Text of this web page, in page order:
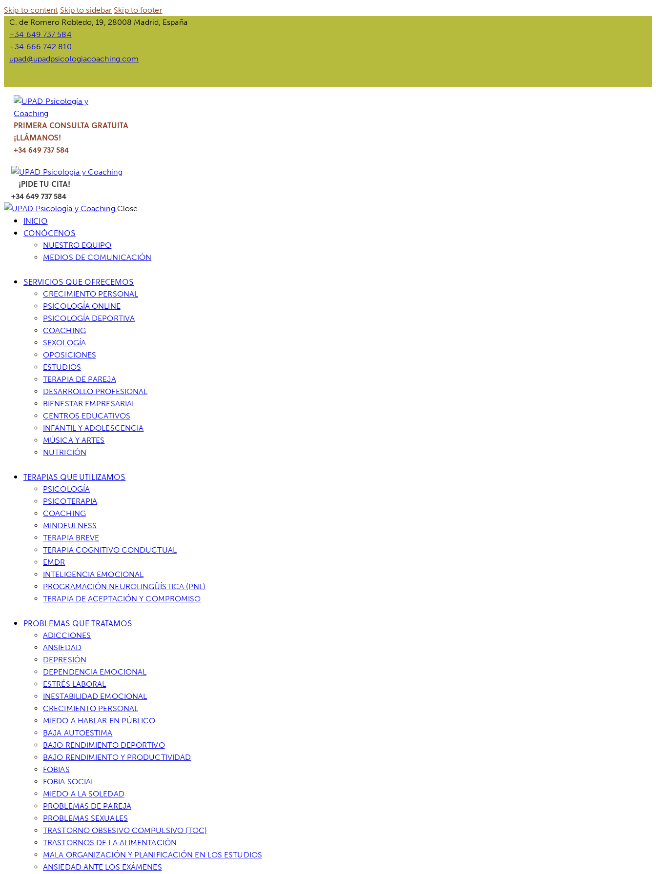
Skip to content Skip to sidebar Skip to footer
C. de Romero Robledo, 19, 28008 Madrid, España
+34 649 737 584
+34 666 742 810
upad@upadpsicologiacoaching.com
x
PRIMERA CONSULTA GRATUITA
¡LLÁMANOS!
+34 649 737 584
¡PIDE TU CITA!
+34 649 737 584
Close
INICIO
CONÓCENOS
NUESTRO EQUIPO
MEDIOS DE COMUNICACIÓN
SERVICIOS QUE OFRECEMOS
CRECIMIENTO PERSONAL
PSICOLOGÍA ONLINE
PSICOLOGÍA DEPORTIVA
COACHING
SEXOLOGÍA
OPOSICIONES
ESTUDIOS
TERAPIA DE PAREJA
DESARROLLO PROFESIONAL
BIENESTAR EMPRESARIAL
CENTROS EDUCATIVOS
INFANTIL Y ADOLESCENCIA
MÚSICA Y ARTES
NUTRICIÓN
TERAPIAS QUE UTILIZAMOS
PSICOLOGÍA
PSICOTERAPIA
COACHING
MINDFULNESS
TERAPIA BREVE
TERAPIA COGNITIVO CONDUCTUAL
EMDR
INTELIGENCIA EMOCIONAL
PROGRAMACIÓN NEUROLINGÜÍSTICA (PNL)
TERAPIA DE ACEPTACIÓN Y COMPROMISO
PROBLEMAS QUE TRATAMOS
ADICCIONES
ANSIEDAD
DEPRESIÓN
DEPENDENCIA EMOCIONAL
ESTRÉS LABORAL
INESTABILIDAD EMOCIONAL
CRECIMIENTO PERSONAL
MIEDO A HABLAR EN PÚBLICO
BAJA AUTOESTIMA
BAJO RENDIMIENTO DEPORTIVO
BAJO RENDIMIENTO Y PRODUCTIVIDAD
FOBIAS
FOBIA SOCIAL
MIEDO A LA SOLEDAD
PROBLEMAS DE PAREJA
PROBLEMAS SEXUALES
TRASTORNO OBSESIVO COMPULSIVO (TOC)
TRASTORNOS DE LA ALIMENTACIÓN
MALA ORGANIZACIÓN Y PLANIFICACIÓN EN LOS ESTUDIOS
ANSIEDAD ANTE LOS EXÁMENES